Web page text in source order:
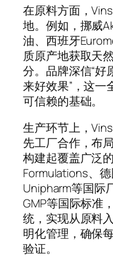
在原料方面，
地。例如，挪威
油、西班牙
质原产地获取天
分。品牌深信“好
来好效果”，这一
可信赖的基础。
生产环节上，
先工厂合作，布
构建起覆盖广泛
Formulations、
Unipharm等国际
GMP等国际标准
统，实现从原料
明化管理，确保
验证。